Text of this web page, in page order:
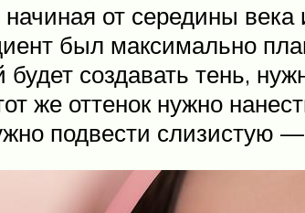
от середины
был максимально
создавать тень,
же оттенок нужно
подвести слизистую —